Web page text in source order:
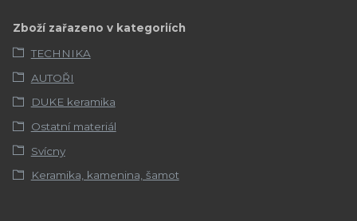
Zboží zařazeno v kategoriích
TECHNIKA
AUTOŘI
DUKE keramika
Ostatní materiál
Svícny
Keramika, kamenina, šamot